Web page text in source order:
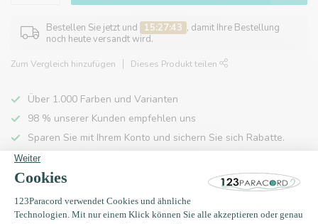
Bestellen Sie jetzt und 15:27:43 , damit Ihre Bestellung
noch heute versandt wird.
Zum Vergleich hinzufügen Dieses Produkt teilen
Über 1.000 Farben und Varianten
98 % unserer Kunden empfehlen uns
Sparen Sie mit Ihrem Konto und sichern Sie sich Rabatte.
Kostenlose Lieferung nach Hause ab 150 €
Produktbeschreibung